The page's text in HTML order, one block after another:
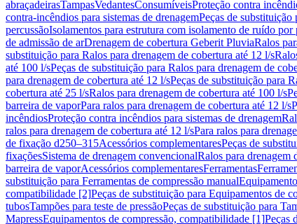
abraçadeirasTampasVedantesConsumíveisProteção contra
contra-incêndios para sistemas de drenagemPeças de substituição
percussãoIsolamentos para estrutura com isolamento de ruído
de admissão de arDrenagem de cobertura Geberit PluviaRalos
substituição para Ralos para drenagem de cobertura até 12 l/s
até 100 l/sPeças de substituição para Ralos para drenagem de
para drenagem de cobertura até 12 l/sPeças de substituição para
cobertura até 25 l/sRalos para drenagem de cobertura até 100 l/s
barreira de vaporPara ralos para drenagem de cobertura até 12 l/s
incêndiosProteção contra incêndios para sistemas de drenagem
ralos para drenagem de cobertura até 12 l/sPara ralos para
de fixação d250–315Acessórios complementaresPeças de
fixaçõesSistema de drenagem convencionalRalos para drenagem
barreira de vaporAcessórios complementaresFerramentas
substituição para Ferramentas de compressão manual
compatibilidade [2]Peças de substituição para Equipamentos de
tubosTampões para teste de pressãoPeças de substituição para
MapressEquipamentos de compressão, compatibilidade [1]Peças